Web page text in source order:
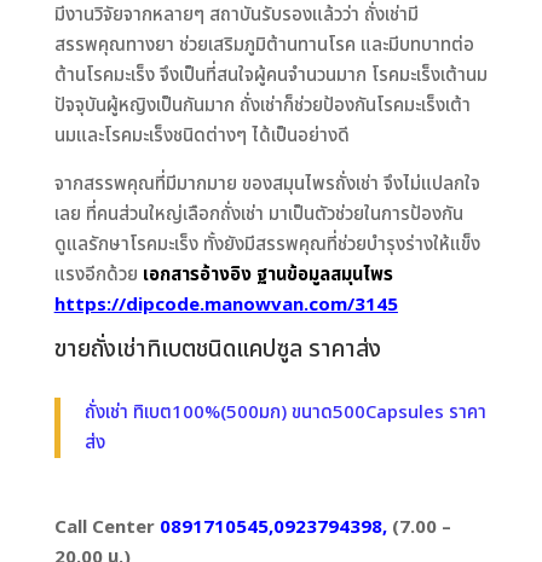
มีงานวิจัยจากหลายๆ สถาบันรับรองแล้วว่า ถั่งเช่ามี
สรรพคุณทางยา ช่วยเสริมภูมิต้านทานโรค และมีบทบาทต่อ
ต้านโรคมะเร็ง จึงเป็นที่สนใจผู้คนจำนวนมาก โรคมะเร็งเต้านม
ปัจจุบันผู้หญิงเป็นกันมาก ถั่งเช่าก็ช่วยป้องกันโรคมะเร็งเต้า
นมและโรคมะเร็งชนิดต่างๆ ได้เป็นอย่างดี
จากสรรพคุณที่มีมากมาย ของสมุนไพรถั่งเช่า จึงไม่แปลกใจ
เลย ที่คนส่วนใหญ่เลือกถั่งเช่า มาเป็นตัวช่วยในการป้องกัน
ดูแลรักษาโรคมะเร็ง ทั้งยังมีสรรพคุณที่ช่วยบำรุงร่างให้แข็ง
แรงอีกด้วย เอกสารอ้างอิง ฐานข้อมูลสมุนไพร
https://dipcode.manowvan.com/3145
ขายถั่งเช่าทิเบตชนิดแคปซูล ราคาส่ง
ถั่งเช่า ทิเบต100%(500มก) ขนาด500Capsules ราคา
ส่ง
Call Center 0891710545,0923794398, (7.00 –